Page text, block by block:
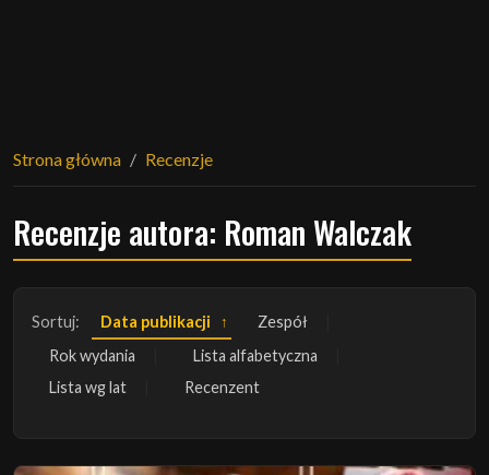
Strona główna Recenzje
Recenzje autora: Roman Walczak
Sortuj: Data publikacji
Zespół
Rok wydania
Lista alfabetyczna
Lista wg lat
Recenzent